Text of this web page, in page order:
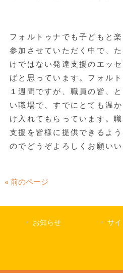
フォルトゥナでも子どもと
参加させていただく中で、
けではない発達支援のエッ
ばと思っています。フォル
１週間ですが、職員の皆、
い職場で、すでにとても温
け入れてもらっています。
支援を皆様に提供できるよ
のでどうぞよろしくお願いい
« 前のページ
お知らせ サイ